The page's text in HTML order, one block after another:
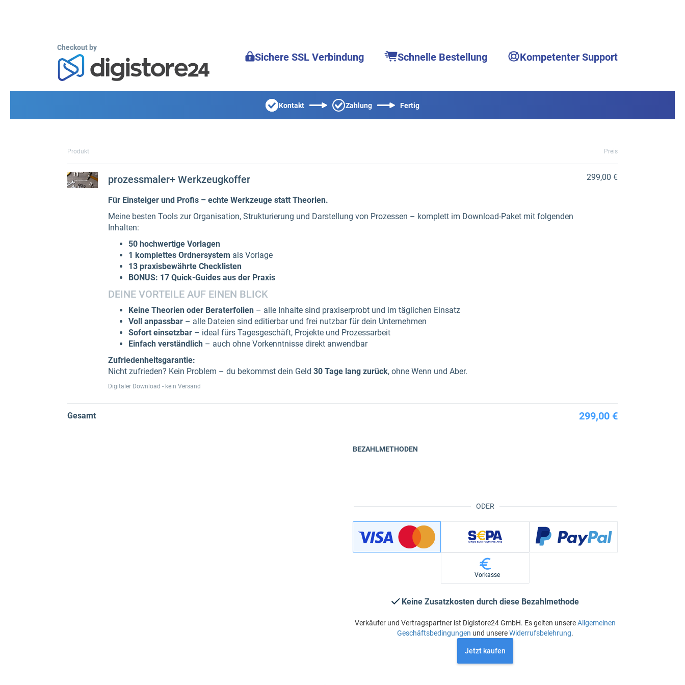
Checkout by
Sichere SSL Verbindung Schnelle Bestellung Kompetenter Support
Kontakt Zahlung Fertig
Produkt Preis
prozessmaler+ Werkzeugkoffer
Für Einsteiger und Profis – echte Werkzeuge statt Theorien.
Meine besten Tools zur Organisation, Strukturierung und Darstellung von Prozessen – komplett im Download-Paket mit folgenden
Inhalten:
50 hochwertige Vorlagen
1 komplettes Ordnersystem als Vorlage
13 praxisbewährte Checklisten
BONUS: 17 Quick-Guides aus der Praxis
DEINE VORTEILE AUF EINEN BLICK
Keine Theorien oder Beraterfolien – alle Inhalte sind praxiserprobt und im täglichen Einsatz
Voll anpassbar – alle Dateien sind editierbar und frei nutzbar für dein Unternehmen
Sofort einsetzbar – ideal fürs Tagesgeschäft, Projekte und Prozessarbeit
Einfach verständlich – auch ohne Vorkenntnisse direkt anwendbar
Zufriedenheitsgarantie:
Nicht zufrieden? Kein Problem – du bekommst dein Geld 30 Tage lang zurück, ohne Wenn und Aber.
Digitaler Download - kein Versand
299,00 €
Gesamt 299,00 €
ODER
BEZAHLMETHODEN
Vorkasse
Keine Zusatzkosten durch diese Bezahlmethode
Verkäufer und Vertragspartner ist Digistore24 GmbH. Es gelten unsereAllgemeinen
Geschäftsbedingungen und unsereWiderrufsbelehrung.
Jetzt kaufen